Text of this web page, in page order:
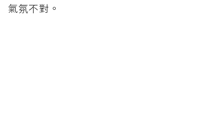
氣氛不對。